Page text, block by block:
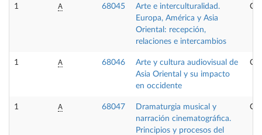
1 A 68045
Arte e interculturalidad.
Europa, América y Asia
Oriental: recepción,
relaciones e intercambios
1 A 68046
Arte y cultura audiovisual de
Asia Oriental y su impacto
en occidente
1 A 68047
Dramaturgia musical y
narración cinematográfica.
Principios y procesos del